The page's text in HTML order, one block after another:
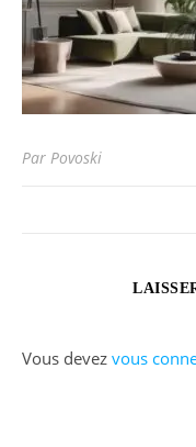
Par Povoski
Vous devez vous